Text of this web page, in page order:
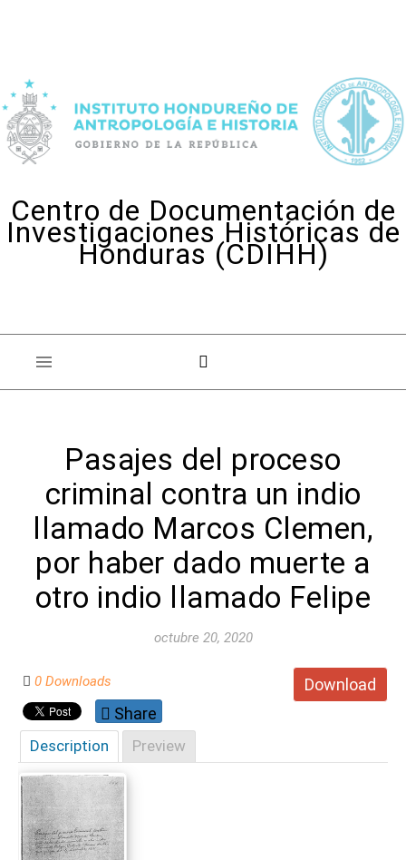
Centro de Documentación de
Investigaciones Históricas de
Honduras (CDIHH)
Pasajes del proceso
criminal contra un indio
llamado Marcos Clemen,
por haber dado muerte a
otro indio llamado Felipe
octubre 20, 2020
Download
0 Downloads
Share
Description Preview